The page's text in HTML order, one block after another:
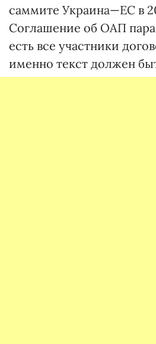
саммите Украина—ЕС в
Соглашение об ОАП
есть все участники
именно текст должен